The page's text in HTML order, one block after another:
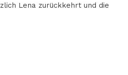
Lena zurückkehrt und die